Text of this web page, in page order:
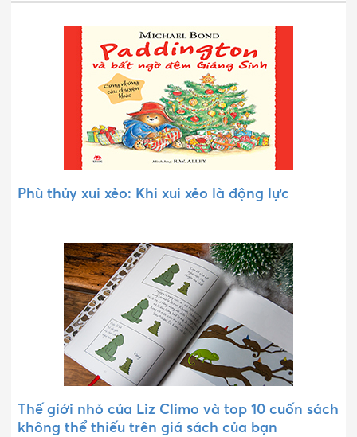
Phù thủy xui xẻo: Khi xui xẻo là động lực
Thế giới nhỏ của Liz Climo và top 10 cuốn sách
không thể thiếu trên giá sách của bạn